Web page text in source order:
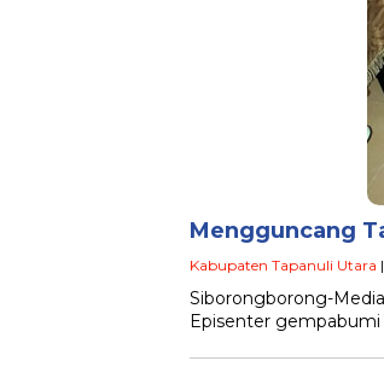
Mengguncang
Kabupaten Tapanuli Utara
Siborongborong-
Episenter gempabumi